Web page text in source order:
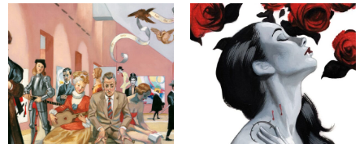
Este
producto
tiene
múltiples
variantes.
Las
opciones
Este
producto
tiene
múltiples
variantes.
opciones